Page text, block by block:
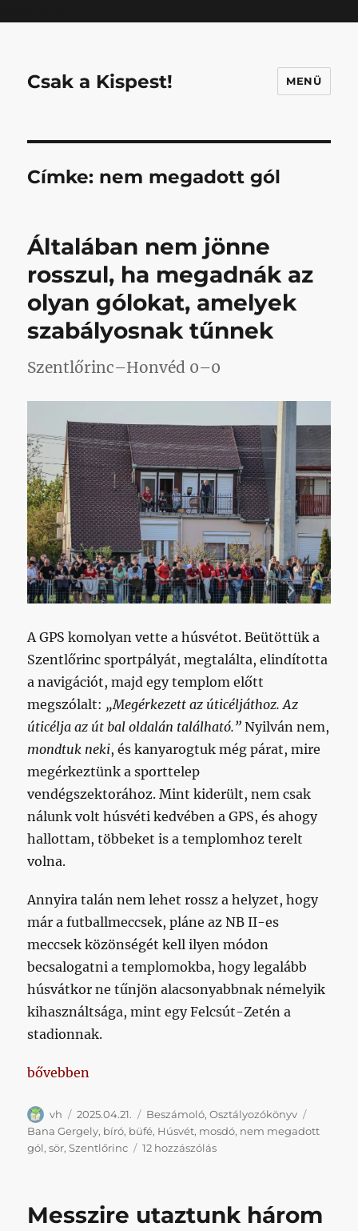
Csak a Kispest! MENÜ
Címke: nem megadott gól
Általában nem jönne
rosszul, ha megadnák az
olyan gólokat, amelyek
szabályosnak tűnnek
Szentlőrinc–Honvéd 0–0
A GPS komolyan vette a húsvétot. Beütöttük a
Szentlőrinc sportpályát, megtalálta, elindította
a navigációt, majd egy templom előtt
megszólalt: „Megérkezett az úticéljáthoz. Az
úticélja az út bal oldalán található.” Nyilván nem,
mondtuk neki, és kanyarogtuk még párat, mire
megérkeztünk a sporttelep
vendégszektorához. Mint kiderült, nem csak
nálunk volt húsvéti kedvében a GPS, és ahogy
hallottam, többeket is a templomhoz terelt
volna.
Annyira talán nem lehet rossz a helyzet, hogy
már a futballmeccsek, pláne az NB II-es
meccsek közönségét kell ilyen módon
becsalogatni a templomokba, hogy legalább
húsvátkor ne tűnjön alacsonyabbnak némelyik
kihasználtsága, mint egy Felcsút-Zetén a
stadionnak.
„Általában nem jönne rosszul, ha megadnák az
bővebben
Szerző
vh Közzétéve
2025.04.21. Kategória
Beszámoló,Osztályozókönyv
Bana Gergely, bíró, büfé, Húsvét, mosdó, nem megadott
gól,sör,Szentlőrinc 12 hozzászólásÁltalában
ha
Messzire utaztunk három